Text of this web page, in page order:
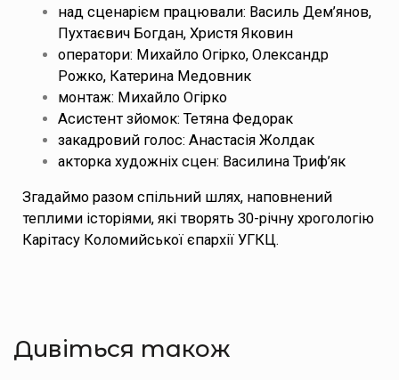
над сценарієм працювали: Василь Дем’янов,
Пухтаєвич Богдан, Христя Яковин
оператори: Михайло Огірко, Олександр
Рожко, Катерина Медовник
монтаж: Михайло Огірко
Асистент зйомок: Тетяна Федорак
закадровий голос: Анастасія Жолдак
акторка художніх сцен: Василина Триф’як
Згадаймо разом спільний шлях, наповнений
теплими історіями, які творять 30-річну хрогологію
Карітасу Коломийської єпархії УГКЦ.
Дивіться також